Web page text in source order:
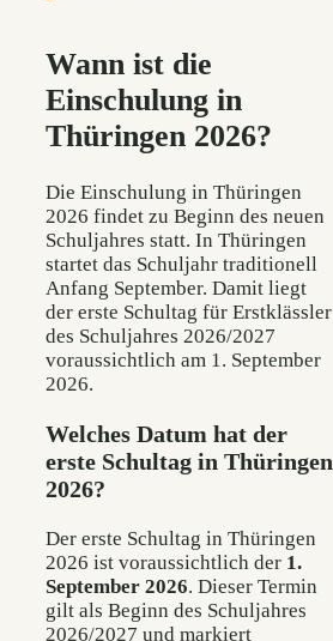
Wann ist die
Einschulung in
Thüringen 2026?
Die Einschulung in Thüringen
2026 findet zu Beginn des neuen
Schuljahres statt. In Thüringen
startet das Schuljahr traditionell
Anfang September. Damit liegt
der erste Schultag für Erstklässler
des Schuljahres 2026/2027
voraussichtlich am 1. September
2026.
Welches Datum hat der
erste Schultag in Thüringen
2026?
Der erste Schultag in Thüringen
2026 ist voraussichtlich der 1.
September 2026. Dieser Termin
gilt als Beginn des Schuljahres
2026/2027 und markiert